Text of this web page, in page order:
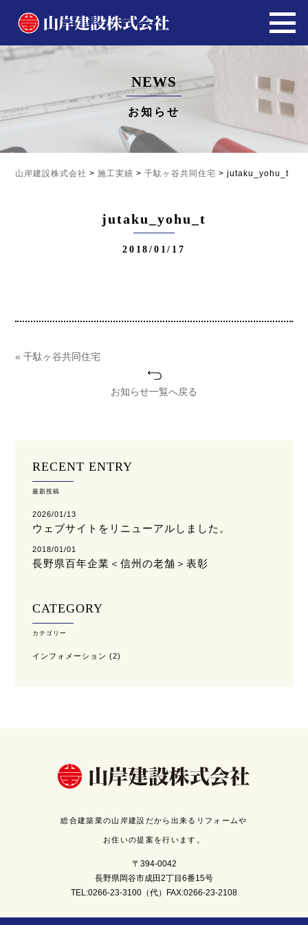
NEWS
お知らせ
山岸建設株式会社 >施工実績 >千駄ヶ谷共同住宅 >jutaku_yohu_t
jutaku_yohu_t
2018/01/17
« 千駄ヶ谷共同住宅
お知らせ一覧へ戻る
RECENT ENTRY
最新投稿
2026/01/13
ウェブサイトをリニューアルしました。
2018/01/01
長野県百年企業＜信州の老舗＞表彰
CATEGORY
カテゴリー
インフォメーション (2)
総合建築業の山岸建設だから出来るリフォームや
お住いの提案を行います。
〒394-0042
長野県岡谷市成田2丁目6番15号
TEL:0266-23-3100（代）FAX:0266-23-2108